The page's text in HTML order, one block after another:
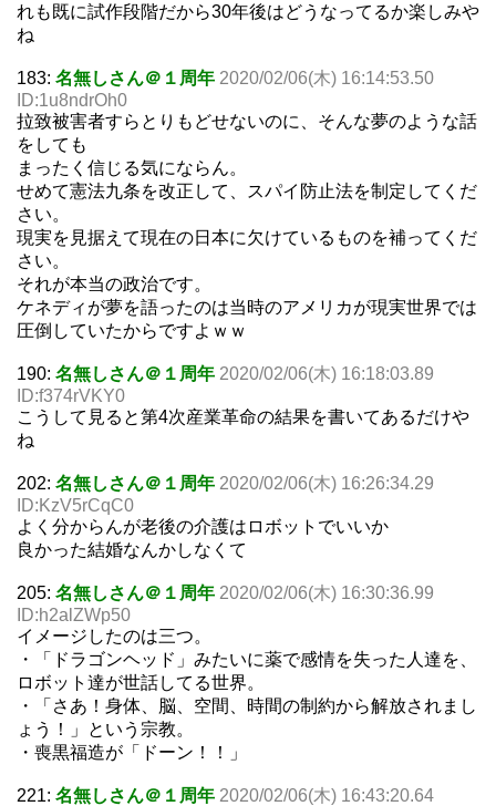
れも既に試作段階だから30年後はどうなってるか楽しみや
ね
183: 名無しさん＠１周年 2020/02/06(木) 16:14:53.50
ID:1u8ndrOh0
拉致被害者すらとりもどせないのに、そんな夢のような話
をしても
まったく信じる気にならん。
せめて憲法九条を改正して、スパイ防止法を制定してくだ
さい。
現実を見据えて現在の日本に欠けているものを補ってくだ
さい。
それが本当の政治です。
ケネディが夢を語ったのは当時のアメリカが現実世界では
圧倒していたからですよｗｗ
190: 名無しさん＠１周年 2020/02/06(木) 16:18:03.89
ID:f374rVKY0
こうして見ると第4次産業革命の結果を書いてあるだけや
ね
202: 名無しさん＠１周年 2020/02/06(木) 16:26:34.29
ID:KzV5rCqC0
よく分からんが老後の介護はロボットでいいか
良かった結婚なんかしなくて
205: 名無しさん＠１周年 2020/02/06(木) 16:30:36.99
ID:h2alZWp50
イメージしたのは三つ。
・「ドラゴンヘッド」みたいに薬で感情を失った人達を、
ロボット達が世話してる世界。
・「さあ！身体、脳、空間、時間の制約から解放されまし
ょう！」という宗教。
・喪黒福造が「ドーン！！」
221: 名無しさん＠１周年 2020/02/06(木) 16:43:20.64